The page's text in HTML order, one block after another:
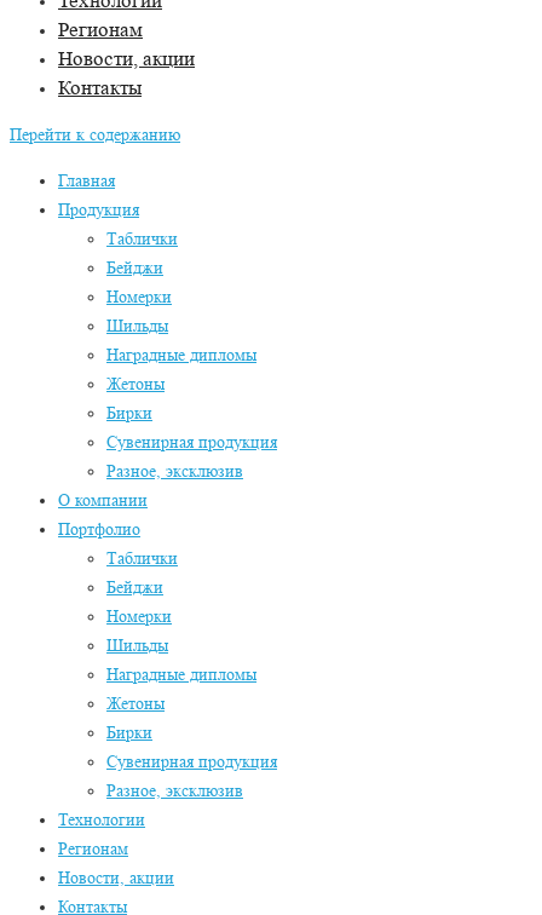
Регионам
Новости, акции
Контакты
Перейти к содержанию
Главная
Продукция
Таблички
Бейджи
Номерки
Шильды
Наградные дипломы
Жетоны
Бирки
Сувенирная продукция
Разное, эксклюзив
О компании
Портфолио
Таблички
Бейджи
Номерки
Шильды
Наградные дипломы
Жетоны
Бирки
Сувенирная продукция
Разное, эксклюзив
Технологии
Регионам
Новости, акции
Контакты